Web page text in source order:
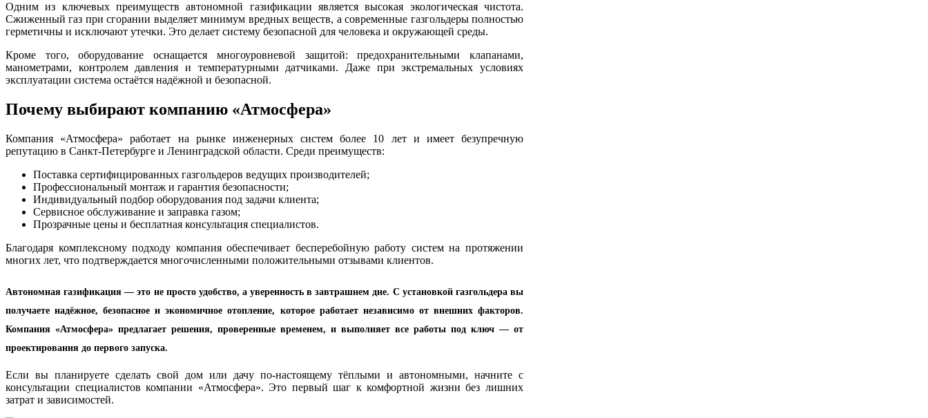
Одним из ключевых преимуществ автономной газификации является высокая экологическая чистота.
Сжиженный газ при сгорании выделяет минимум вредных веществ, а современные газгольдеры полностью
герметичны и исключают утечки. Это делает систему безопасной для человека и окружающей среды.
Кроме того, оборудование оснащается многоуровневой защитой: предохранительными клапанами,
манометрами, контролем давления и температурными датчиками. Даже при экстремальных условиях
эксплуатации система остаётся надёжной и безопасной.
Почему выбирают компанию «Атмосфера»
Компания «Атмосфера» работает на рынке инженерных систем более 10 лет и имеет безупречную
репутацию в Санкт-Петербурге и Ленинградской области. Среди преимуществ:
Поставка сертифицированных газгольдеров ведущих производителей;
Профессиональный монтаж и гарантия безопасности;
Индивидуальный подбор оборудования под задачи клиента;
Сервисное обслуживание и заправка газом;
Прозрачные цены и бесплатная консультация специалистов.
Благодаря комплексному подходу компания обеспечивает бесперебойную работу систем на протяжении
многих лет, что подтверждается многочисленными положительными отзывами клиентов.
Автономная газификация — это не просто удобство, а уверенность в завтрашнем дне. С установкой газгольдера вы
получаете надёжное, безопасное и экономичное отопление, которое работает независимо от внешних факторов.
Компания «Атмосфера» предлагает решения, проверенные временем, и выполняет все работы под ключ — от
проектирования до первого запуска.
Если вы планируете сделать свой дом или дачу по-настоящему тёплыми и автономными, начните с
консультации специалистов компании «Атмосфера». Это первый шаг к комфортной жизни без лишних
затрат и зависимостей.